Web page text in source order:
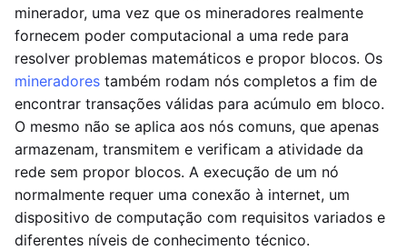
minerador, uma vez que os mineradores realmente
fornecem poder computacional a uma rede para
resolver problemas matemáticos e propor blocos. Os
mineradores também rodam nós completos a fim de
encontrar transações válidas para acúmulo em bloco.
O mesmo não se aplica aos nós comuns, que apenas
armazenam, transmitem e verificam a atividade da
rede sem propor blocos. A execução de um nó
normalmente requer uma conexão à internet, um
dispositivo de computação com requisitos variados e
diferentes níveis de conhecimento técnico.